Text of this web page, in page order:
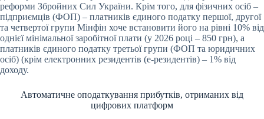
реформи Збройних Сил України. Крім того, для фізичних осіб –
підприємців (ФОП) – платників єдиного податку першої, другої
та четвертої групи Мінфін хоче встановити його на рівні 10% від
однієї мінімальної заробітної плати (у 2026 році – 850 грн), а
платників єдиного податку третьої групи (ФОП та юридичних
осіб) (крім електронних резидентів (е-резидентів) – 1% від
доходу.
Автоматичне оподаткування прибутків, отриманих від
цифрових платформ